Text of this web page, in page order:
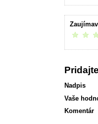
vrelo
Nadpis
Vaše
Komentár